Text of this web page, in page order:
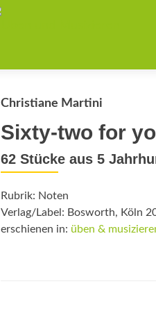
Christiane Martini
Sixty-two for
62 Stücke aus 5
Rubrik: Noten
Verlag/Label: Bosworth, Köln
erschienen in: üben &